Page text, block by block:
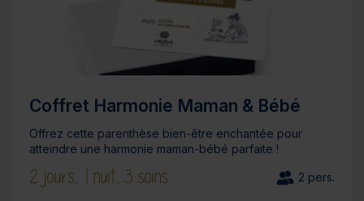
Coffret Harmonie Maman & Bébé
Offrez cette parenthèse bien-être enchantée pour
atteindre une harmonie maman-bébé parfaite !
2 jours, 1 nuit, 3 soins 2 pers.